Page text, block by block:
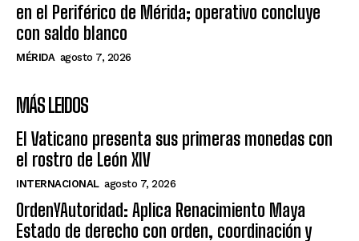
en el Periférico de Mérida; operativo concluye
con saldo blanco
MÉRIDA agosto 7, 2026
MÁS LEIDOS
El Vaticano presenta sus primeras monedas con
el rostro de León XIV
INTERNACIONAL agosto 7, 2026
OrdenYAutoridad: Aplica Renacimiento Maya
Estado de derecho con orden, coordinación y